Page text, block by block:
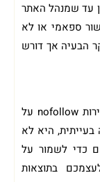
עד שמנהל האתר
ספאמי או לא
הבעיה אך דורש
כברירת מחדל, וורדפרס (ורוב המערכות) מגדירות nofollow על
היא לא
כדי לשמור על
בתוצאות